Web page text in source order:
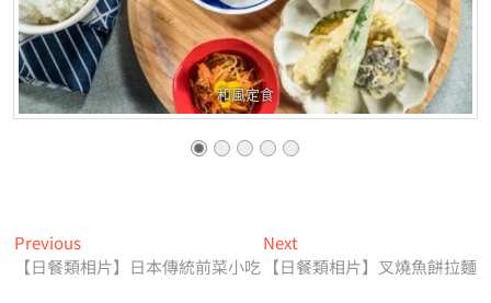
和風定食
文
章
PreviousPrevious
post:
【日餐類相片】日本傳統前菜小吃
NextNext
post:
【日餐類相片】叉燒魚餅拉麵